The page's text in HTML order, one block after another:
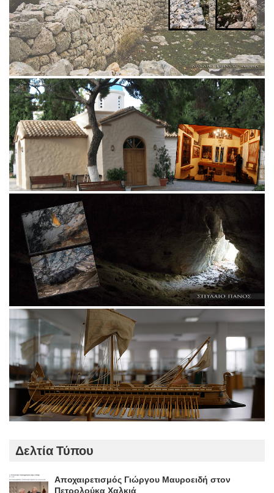
Δελτία Τύπου
Αποχαιρετισμός Γιώργου Μαυροειδή στον
Πετρολούκα Χαλκιά